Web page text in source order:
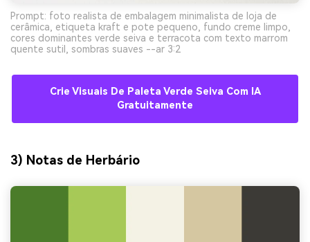
Prompt: foto realista de embalagem minimalista de loja de
cerâmica, etiqueta kraft e pote pequeno, fundo creme limpo,
cores dominantes verde seiva e terracota com texto marrom
quente sutil, sombras suaves --ar 3:2
Crie Visuais De Paleta Verde Seiva Com IA
Gratuitamente
3) Notas de Herbário